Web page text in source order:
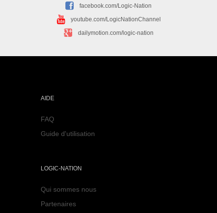
facebook.com/Logic-Nation
youtube.com/LogicNationChannel
dailymotion.com/logic-nation
AIDE
FAQ
Guide d'utilisation
LOGIC-NATION
Qui sommes nous
Partenaires